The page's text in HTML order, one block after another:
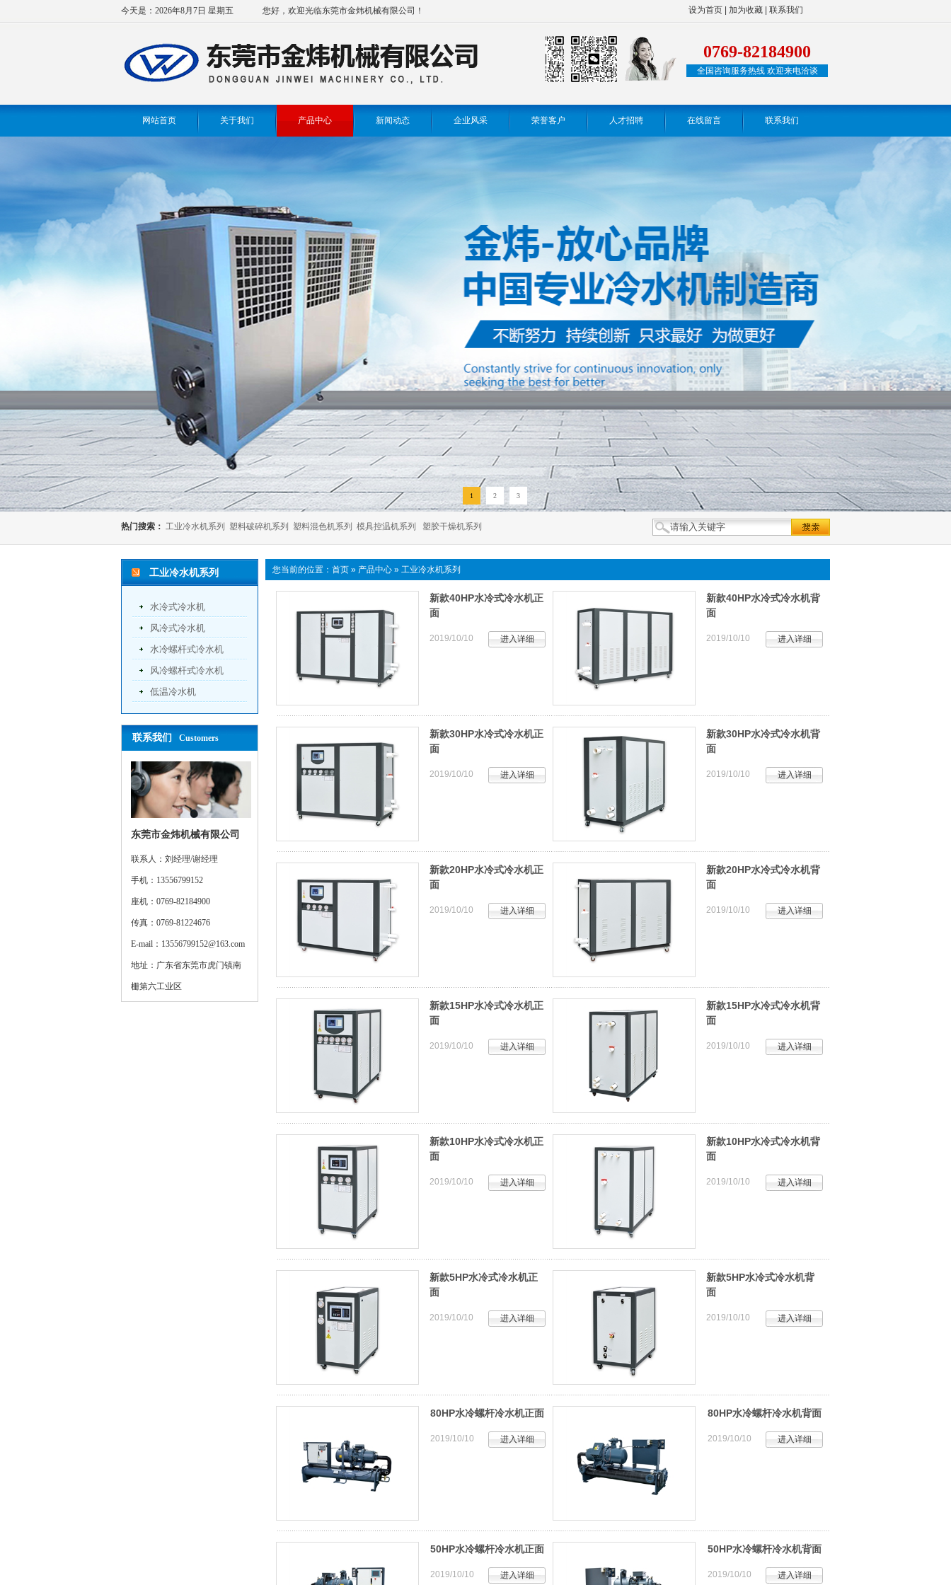
今天是：2026年8月7日 星期五 您好，欢迎光临东莞市金炜机械有限公司！ 设为首页 加为收藏 联系我们
0769-82184900
全国咨询服务热线 欢迎来电洽谈
网站首页 关于我们 产品中心 新闻动态 企业风采 荣誉客户 人才招聘 在线留言 联系我们
1 2 3
热门搜索： 工业冷水机系列 塑料破碎机系列 塑料混色机系列 模具控温机系列 塑胶干燥机系列
工业冷水机系列
水冷式冷水机
风冷式冷水机
水冷螺杆式冷水机
风冷螺杆式冷水机
低温冷水机
联系我们 Customers
东莞市金炜机械有限公司
联系人：刘经理/谢经理
手机：13556799152
座机：0769-82184900
传真：0769-81224676
E-mail：13556799152@163.com
地址：广东省东莞市虎门镇南
栅第六工业区
您当前的位置： 首页 » 产品中心 » 工业冷水机系列
新款40HP水冷式冷水机正
面
2019/10/10 进入详细
新款40HP水冷式冷水机背
面
2019/10/10 进入详细
新款30HP水冷式冷水机正
面
2019/10/10 进入详细
新款30HP水冷式冷水机背
面
2019/10/10 进入详细
新款20HP水冷式冷水机正
面
2019/10/10 进入详细
新款20HP水冷式冷水机背
面
2019/10/10 进入详细
新款15HP水冷式冷水机正
面
2019/10/10 进入详细
新款15HP水冷式冷水机背
面
2019/10/10 进入详细
新款10HP水冷式冷水机正
面
2019/10/10 进入详细
新款10HP水冷式冷水机背
面
2019/10/10 进入详细
新款5HP水冷式冷水机正
面
2019/10/10 进入详细
新款5HP水冷式冷水机背
面
2019/10/10 进入详细
80HP水冷螺杆冷水机正面
2019/10/10 进入详细
80HP水冷螺杆冷水机背面
2019/10/10 进入详细
50HP水冷螺杆冷水机正面
2019/10/10 进入详细
50HP水冷螺杆冷水机背面
2019/10/10 进入详细